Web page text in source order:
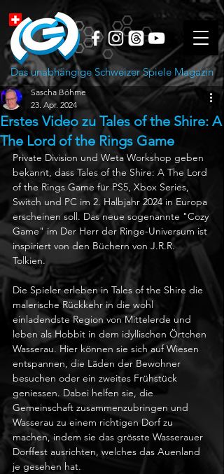
Das unabhängige Schweizer Spiele Magazin
Erstes Video zu Tales of the Shire: A
The Lord of the Rings Game
Sascha Böhme
23. Apr. 2024
Private Division und Weta Workshop geben
bekannt, dass Tales of the Shire: A The Lord
of the Rings Game für PS5, Xbox Series,
Switch und PC im 2. Halbjahr 2024 in Europa
erscheinen soll. Das neue sogenannte "Cozy
Game" im Der Herr der Ringe-Universum ist
inspiriert von den Büchern von J.R.R.
Tolkien.
Die Spieler erleben in Tales of the Shire die
malerische Rückkehr in die wohl
einladendste Region von Mittelerde und
leben als Hobbit in dem idyllischen Örtchen
Wasserau. Hier können sie sich auf Wiesen
entspannen, die Läden der Bewohner
besuchen oder ein zweites Frühstück
geniessen. Dabei helfen sie, die
Gemeinschaft zusammenzubringen und
Wasserau zu einem richtigen Dorf zu
machen, indem sie das grösste Wasserauer
Dorffest ausrichten, welches das Auenland
je gesehen hat.